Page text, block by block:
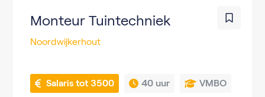
Monteur Tuintechniek
Noordwijkerhout
Salaris tot 3500 40 uur VMBO